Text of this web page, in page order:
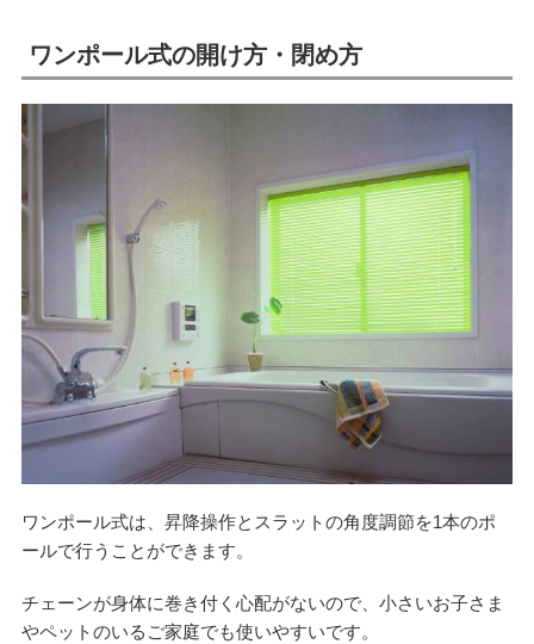
ワンポール式の開け方・閉め方
ワンポール式は、昇降操作とスラットの角度調節を1本のポ
ールで行うことができます。
チェーンが身体に巻き付く心配がないので、小さいお子さま
やペットのいるご家庭でも使いやすいです。